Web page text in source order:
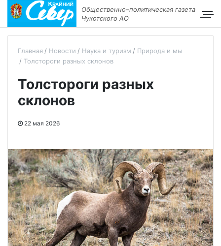
Общественно–политическая газета
Чукотского АО
Главная Новости Наука и туризм
Природа и мы
Толстороги разных склонов
Толстороги разных
склонов
22 мая 2026